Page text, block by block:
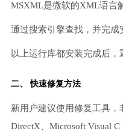
MSXML是微软的XML语言
通过搜索引擎查找，并完成
以上运行库都安装完成后，
二、 快速修复方法
新用户建议使用修复工具
DirectX、Microsoft Visual